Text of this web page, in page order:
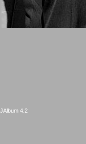
JAlbum 4.2